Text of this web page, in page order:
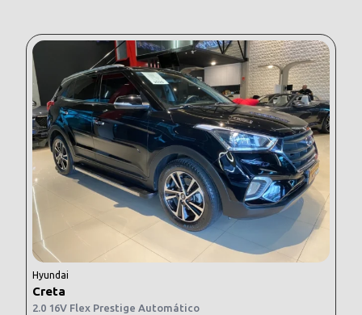
Hyundai
Creta
2.0 16V Flex Prestige Automático